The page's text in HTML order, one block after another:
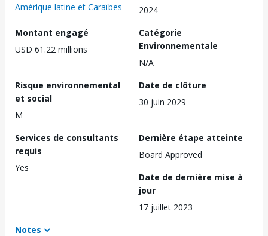
Amérique latine et Caraïbes
2024
Montant engagé
USD 61.22 millions
Catégorie
Environnementale
N/A
Risque environnemental
et social
M
Date de clôture
30 juin 2029
Services de consultants
requis
Yes
Dernière étape atteinte
Board Approved
Date de dernière mise à
jour
17 juillet 2023
Notes